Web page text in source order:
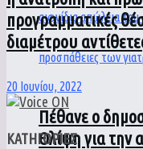
Πέθανε ο
Θλίψη για την
προγραμματικές
διαμέτρου
20 Ιουνίου, 2022
ΚΑΤΗΓΟΡΙΕΣ